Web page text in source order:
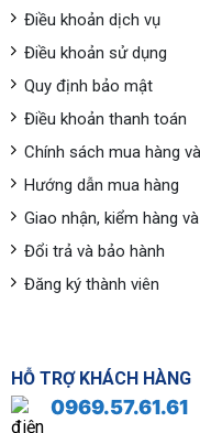
Điều khoản dịch vụ
Điều khoản sử dụng
Quy định bảo mật
Điều khoản thanh toán
Chính sách mua hàng
Hướng dẫn mua hàng
Giao nhận, kiểm hàng
Đổi trả và bảo hành
Đăng ký thành viên
HỖ TRỢ KHÁCH HÀNG
0969.57.61.61